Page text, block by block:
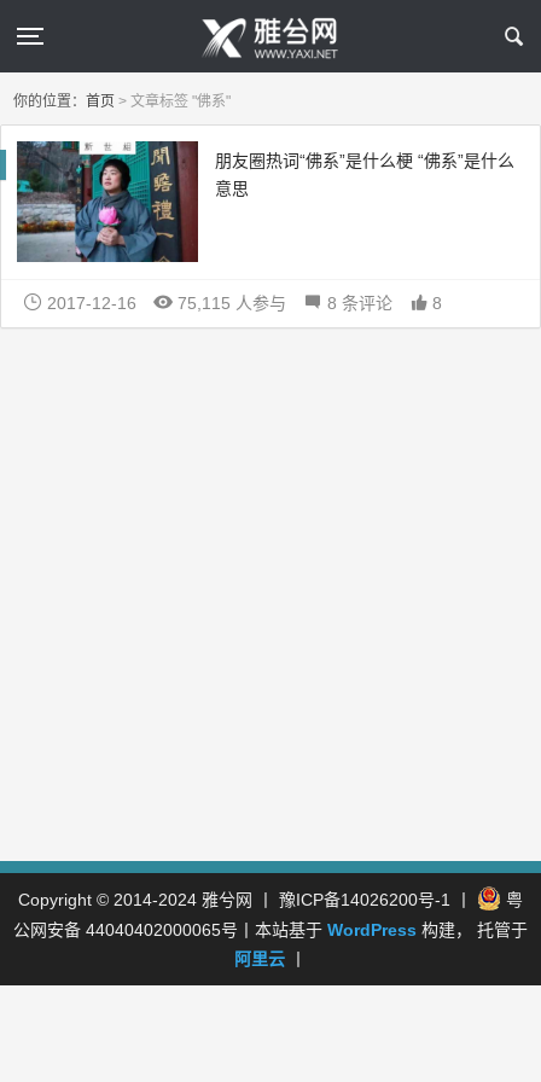
你的位置：首页 > 文章标签 "佛系"
朋友圈热词“佛系”是什么梗 “佛系”是什么
意思
2017-12-16 75,115 人参与 8 条评论 8
Copyright © 2014-2024 雅兮网 豫ICP备14026200号-1
粤
公网安备 44040402000065号 丨本站基于 WordPress 构建， 托管于
阿里云